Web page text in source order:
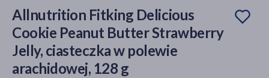
Allnutrition Fitking Delicious
Cookie Peanut Butter Strawberry
Jelly, ciasteczka w polewie
arachidowej, 128 g